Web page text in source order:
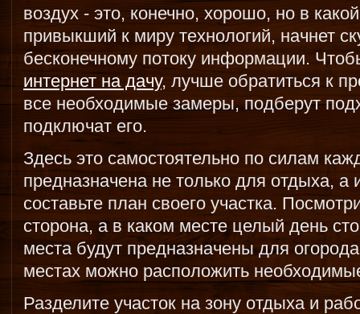
воздух - это, конечно, хорошо, но в
привыкший к миру технологий, начнет
бесконечному потоку информации.
интернет на дачу, лучше обратиться к
все необходимые замеры, подберут
подключат его.
Здесь это самостоятельно по силам
предназначена не только для отдыха, а
составьте план своего участка.
сторона, а в каком месте целый день
места будут предназначены для
местах можно расположить
Разделите участок на зону отдыха и